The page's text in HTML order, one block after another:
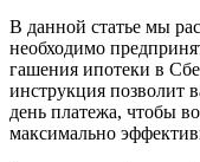
В данной статье мы
необходимо
гашения ипотеки в
инструкция позволит
день платежа, чтобы
максимально